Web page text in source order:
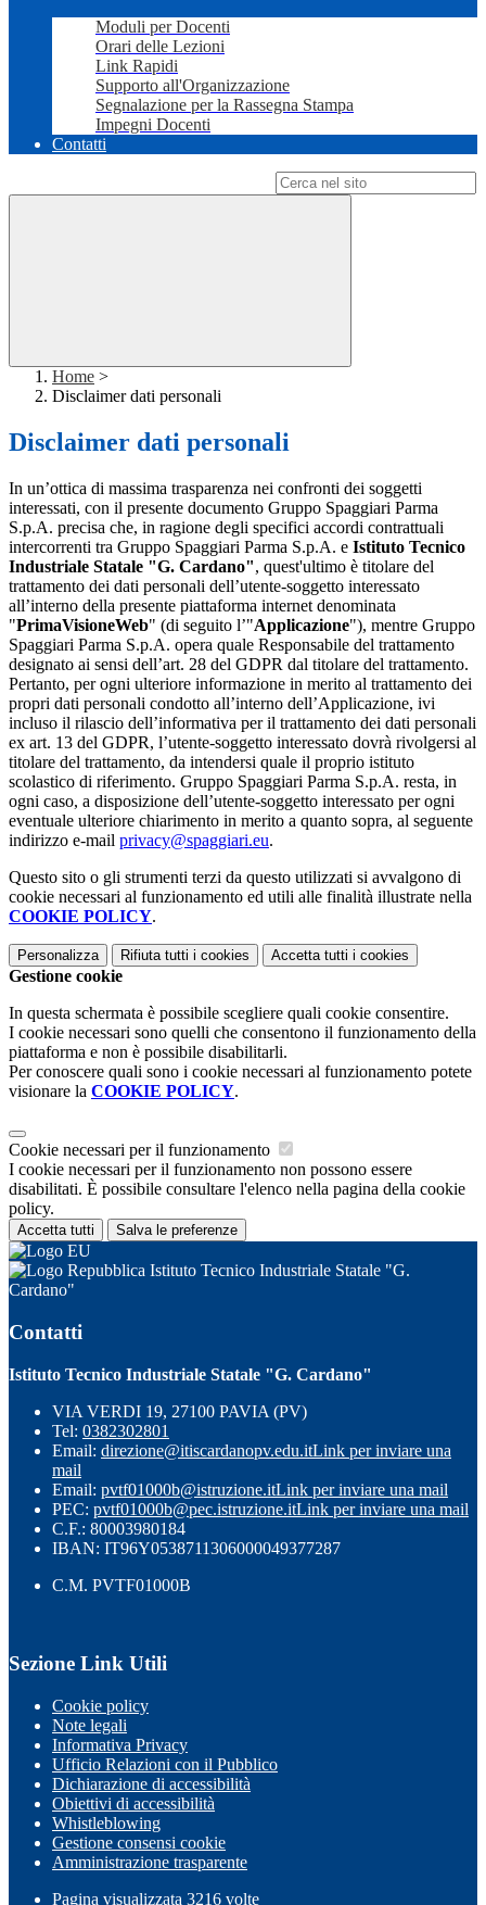
Moduli per Docenti
Orari delle Lezioni
Link Rapidi
Supporto all'Organizzazione
Segnalazione per la Rassegna Stampa
Impegni Docenti
Contatti
Home >
Disclaimer dati personali
Disclaimer dati personali
In un’ottica di massima trasparenza nei confronti dei soggetti
interessati, con il presente documento Gruppo Spaggiari Parma
S.p.A. precisa che, in ragione degli specifici accordi contrattuali
intercorrenti tra Gruppo Spaggiari Parma S.p.A. e Istituto Tecnico
Industriale Statale "G. Cardano", quest'ultimo è titolare del
trattamento dei dati personali dell’utente-soggetto interessato
all’interno della presente piattaforma internet denominata
"PrimaVisioneWeb" (di seguito l’"Applicazione"), mentre Gruppo
Spaggiari Parma S.p.A. opera quale Responsabile del trattamento
designato ai sensi dell’art. 28 del GDPR dal titolare del trattamento.
Pertanto, per ogni ulteriore informazione in merito al trattamento dei
propri dati personali condotto all’interno dell’Applicazione, ivi
incluso il rilascio dell’informativa per il trattamento dei dati personali
ex art. 13 del GDPR, l’utente-soggetto interessato dovrà rivolgersi al
titolare del trattamento, da intendersi quale il proprio istituto
scolastico di riferimento. Gruppo Spaggiari Parma S.p.A. resta, in
ogni caso, a disposizione dell’utente-soggetto interessato per ogni
eventuale ulteriore chiarimento in merito a quanto sopra, al seguente
indirizzo e-mail privacy@spaggiari.eu.
Questo sito o gli strumenti terzi da questo utilizzati si avvalgono di
cookie necessari al funzionamento ed utili alle finalità illustrate nella
COOKIE POLICY.
Personalizza Rifiuta tutti i cookies Accetta tutti i cookies
Gestione cookie
In questa schermata è possibile scegliere quali cookie consentire.
I cookie necessari sono quelli che consentono il funzionamento della
piattaforma e non è possibile disabilitarli.
Per conoscere quali sono i cookie necessari al funzionamento potete
visionare la COOKIE POLICY.
Cookie necessari per il funzionamento
I cookie necessari per il funzionamento non possono essere
disabilitati. È possibile consultare l'elenco nella pagina della cookie
policy.
Accetta tutti Salva le preferenze
Istituto Tecnico Industriale Statale "G.
Cardano"
Contatti
Istituto Tecnico Industriale Statale "G. Cardano"
VIA VERDI 19, 27100 PAVIA (PV)
Tel: 0382302801
Email: direzione@itiscardanopv.edu.itLink per inviare una
mail
Email: pvtf01000b@istruzione.itLink per inviare una mail
PEC: pvtf01000b@pec.istruzione.itLink per inviare una mail
C.F.: 80003980184
IBAN: IT96Y0538711306000049377287
C.M. PVTF01000B
Sezione Link Utili
Cookie policy
Note legali
Informativa Privacy
Ufficio Relazioni con il Pubblico
Dichiarazione di accessibilità
Obiettivi di accessibilità
Whistleblowing
Gestione consensi cookie
Amministrazione trasparente
Pagina visualizzata 3216 volte